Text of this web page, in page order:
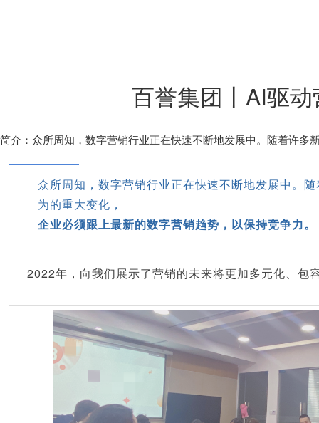
百誉集团丨AI驱
简介：众所周知，数字营销行业正在快速不断地发展中。随着许
众所周知，数字营销行业正在快速不断地发展中。
为的重大变化，
企业必须跟上最新的数字营销趋势，以保持竞争力。
2022年，向我们展示了营销的未来将更加多元化、包